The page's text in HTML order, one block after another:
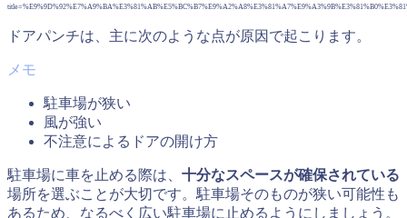
ドアパンチは、主に次のような点が原因で起こります。
駐車場が狭い
風が強い
不注意によるドアの開け方
駐車場に車を止める際は、 十分なスペースが確保されている
場所を選ぶことが大切です。駐車場そのものが狭い可能性も
あるため、なるべく広い駐車場に止めるようにしましょう。